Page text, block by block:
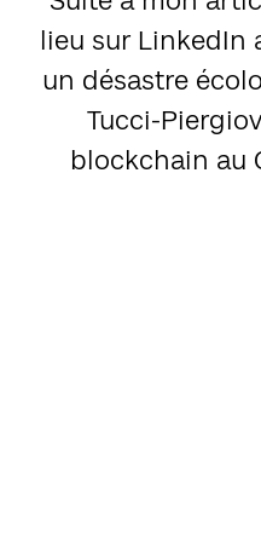
lieu sur LinkedIn
un désastre
Tucci-
blockchain au